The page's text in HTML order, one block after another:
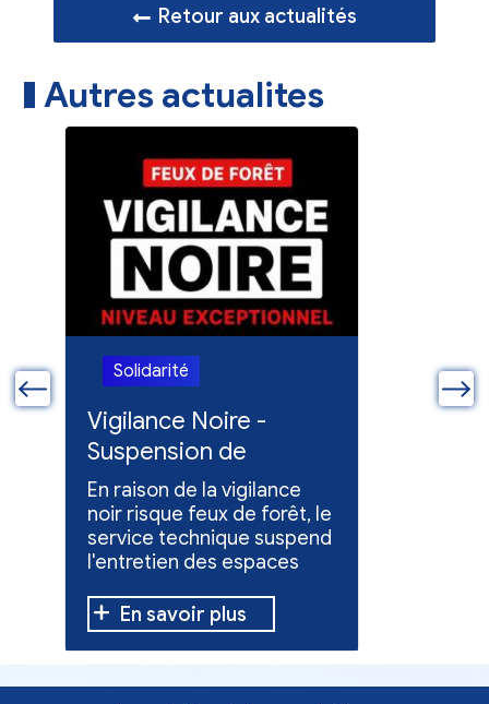
Retour aux actualités
Autres actualites
Solidarité
Vigilance Noire -
Suspension de
l'entretien des
espaces verts
En raison de la vigilance
noir risque feux de forêt, le
service technique suspend
l'entretien des espaces
En savoir plus
Feux